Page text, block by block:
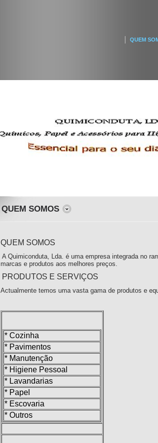
QUEM
QUEM SOMOS
QUEM SOMOS
A Quimiconduta, Lda. é uma empresa integrada no
marcas e produtos aos melhores preços.
PRODUTOS E SERVIÇOS
Actualmente temos uma vasta gama de produtos e
* Cozinha
* Pavimentos
* Manutenção
* Higiene Pessoal
* Lavandarias
* Papel
* Escovaria
* Outros